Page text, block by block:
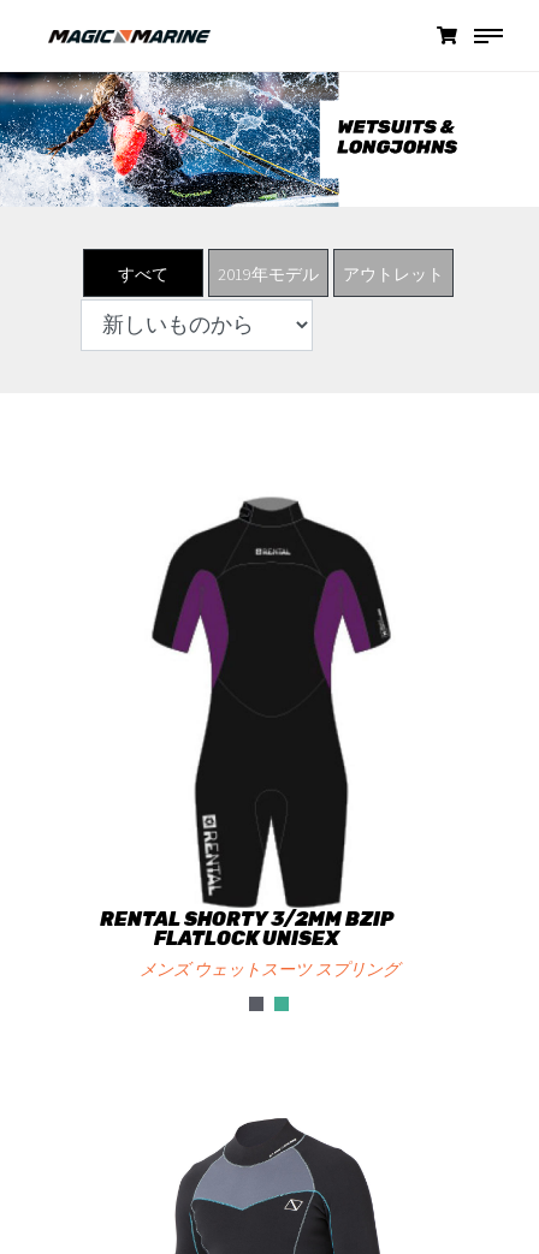
すべて 2019年モデル アウトレット
RENTAL SHORTY 3/2MM BZIP
FLATLOCK UNISEX
メンズ ウェットスーツ スプリング